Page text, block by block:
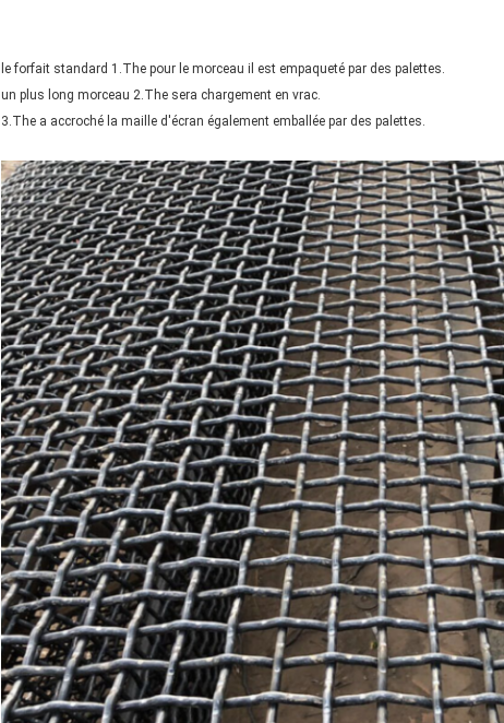
le forfait standard 1.The pour le morceau il est empaqueté par des palettes.
un plus long morceau 2.The sera chargement en vrac.
3.The a accroché la maille d'écran également emballée par des palettes.